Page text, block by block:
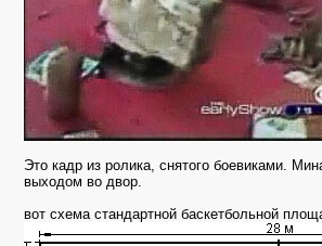
Это кадр из ролика, снятого боевиками.
выходом во двор.
вот схема стандартной баскетбольной